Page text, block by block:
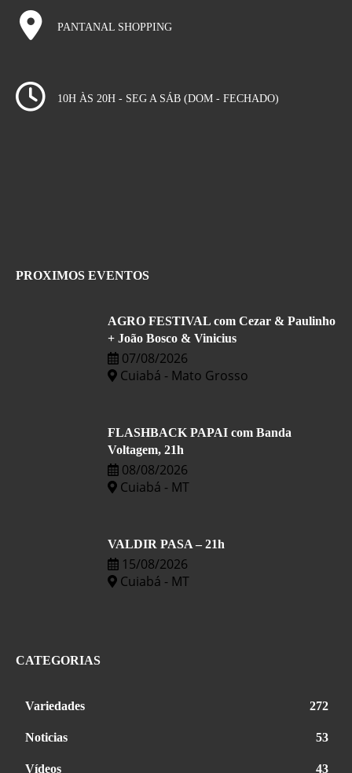
PANTANAL SHOPPING
10H ÀS 20H - SEG A SÁB (DOM - FECHADO)
PROXIMOS EVENTOS
AGRO FESTIVAL com Cezar & Paulinho
+ João Bosco & Vinicius
07/08/2026
Cuiabá - Mato Grosso
FLASHBACK PAPAI com Banda
Voltagem, 21h
08/08/2026
Cuiabá - MT
VALDIR PASA – 21h
15/08/2026
Cuiabá - MT
CATEGORIAS
Variedades 272
Noticias 53
Vídeos 43